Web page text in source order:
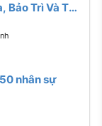
Bảo Trì Và Thi
nhân sự